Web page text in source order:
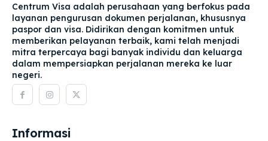
Centrum Visa adalah perusahaan yang berfokus pada
layanan pengurusan dokumen perjalanan, khususnya
paspor dan visa. Didirikan dengan komitmen untuk
memberikan pelayanan terbaik, kami telah menjadi
mitra terpercaya bagi banyak individu dan keluarga
dalam mempersiapkan perjalanan mereka ke luar
negeri.
Informasi